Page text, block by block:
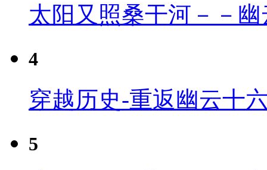
太阳又照桑干河－－
4
穿越历史-重返幽云十
5